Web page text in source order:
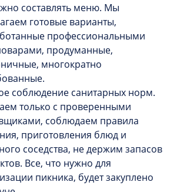
составлять меню. Мы
готовые варианты,
профессиональными
продуманные,
многократно
соблюдение санитарных норм.
только с проверенными
соблюдаем правила
приготовления блюд и
соседства, не держим запасов
Все, что нужно для
пикника, будет закуплено